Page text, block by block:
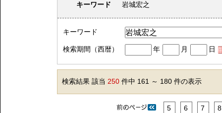
キーワード
岩城宏之
キーワード
検索期間（西暦） 年 月 日
検索結果 該当 250 件中 161 ～ 180 件の表示
5 6 7 8